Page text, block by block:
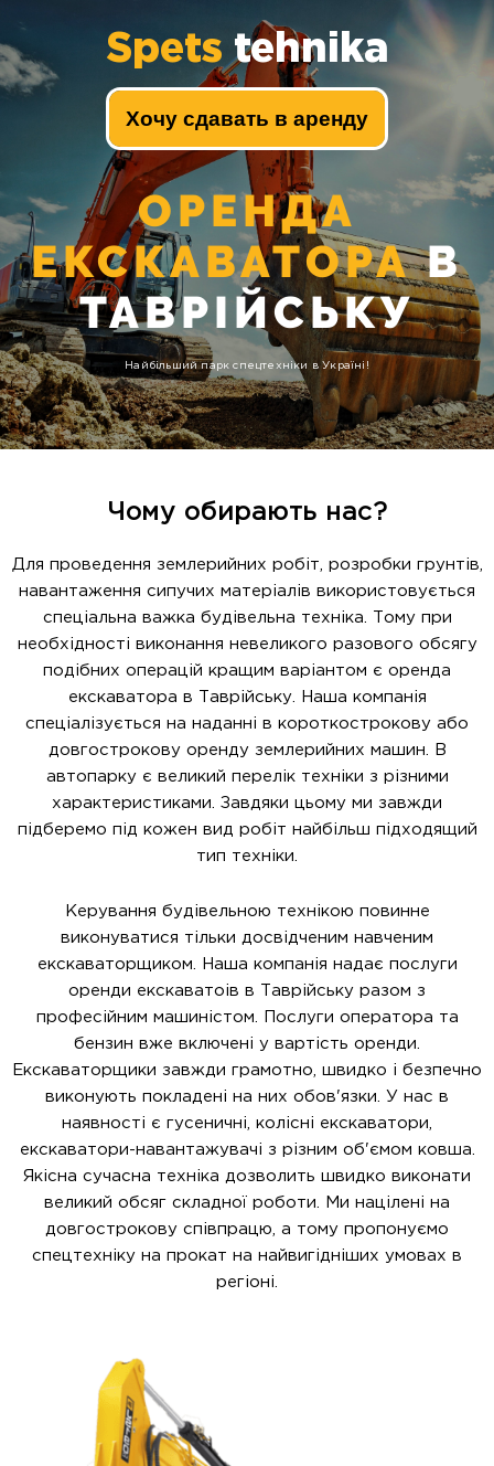
Spets tehnika
Хочу сдавать в аренду
ОРЕНДА
ЕКСКАВАТОРАВ
ТАВРІЙСЬКУ
Найбільший парк спецтехніки в Україні!
Чому обирають нас?
Для проведення землерийних робіт, розробки грунтів,
навантаження сипучих матеріалів використовується
спеціальна важка будівельна техніка. Тому при
необхідності виконання невеликого разового обсягу
подібних операцій кращим варіантом є оренда
екскаватора в Таврійську. Наша компанія
спеціалізується на наданні в короткострокову або
довгострокову оренду землерийних машин. В
автопарку є великий перелік техніки з різними
характеристиками. Завдяки цьому ми завжди
підберемо під кожен вид робіт найбільш підходящий
тип техніки.
Керування будівельною технікою повинне
виконуватися тільки досвідченим навченим
екскаваторщиком. Наша компанія надає послуги
оренди екскаватоів в Таврійську разом з
професійним машиністом. Послуги оператора та
бензин вже включені у вартість оренди.
Екскаваторщики завжди грамотно, швидко і безпечно
виконують покладені на них обов'язки. У нас в
наявності є гусеничні, колісні екскаватори,
екскаватори-навантажувачі з різним об'ємом ковша.
Якісна сучасна техніка дозволить швидко виконати
великий обсяг складної роботи. Ми націлені на
довгострокову співпрацю, а тому пропонуємо
спецтехніку на прокат на найвигідніших умовах в
регіоні.